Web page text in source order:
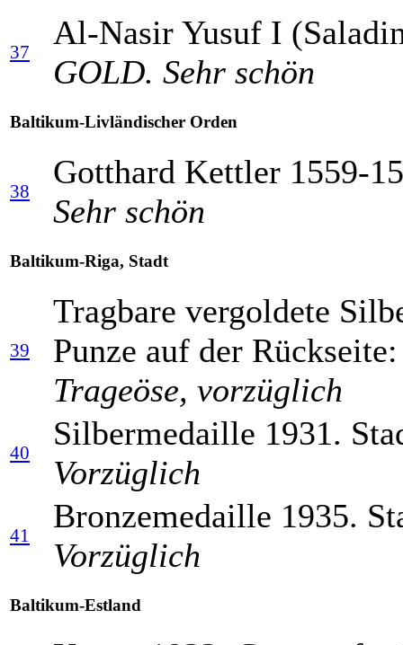
37
Al-Nasir Yusuf I
GOLD. Sehr schön
Baltikum-Livländischer Orden
38
Gotthard Kettler 1559-
Sehr schön
Baltikum-Riga, Stadt
39
Tragbare vergoldete
Punze auf der
Trageöse, vorzüglich
40
Silbermedaille 1931.
Vorzüglich
41
Bronzemedaille 1935.
Vorzüglich
Baltikum-Estland